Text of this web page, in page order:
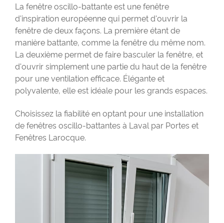
La fenêtre oscillo-battante est une fenêtre
d'inspiration européenne qui permet d'ouvrir la
fenêtre de deux façons. La première étant de
manière battante, comme la fenêtre du même nom.
La deuxième permet de faire basculer la fenêtre, et
d'ouvrir simplement une partie du haut de la fenêtre
pour une ventilation efficace. Élégante et
polyvalente, elle est idéale pour les grands espaces.
Choisissez la fiabilité en optant pour une installation
de fenêtres oscillo-battantes à Laval par Portes et
Fenêtres Larocque.